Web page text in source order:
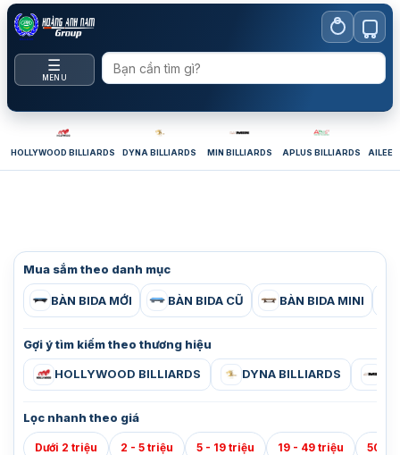
Bỏ
qua
nội
☰
MENU
HOLLYWOOD BILLIARDS DYNA BILLIARDS MIN BILLIARDS APLUS BILLIARDS
Mua sắm theo danh mục
BÀN BIDA MỚI BÀN BIDA CŨ BÀN BIDA MINI
Gợi ý tìm kiếm theo thương hiệu
HOLLYWOOD BILLIARDS DYNA BILLIARDS
Lọc nhanh theo giá
Dưới 2 triệu 2 - 5 triệu 5 - 19 triệu 19 - 49 triệu 50 -